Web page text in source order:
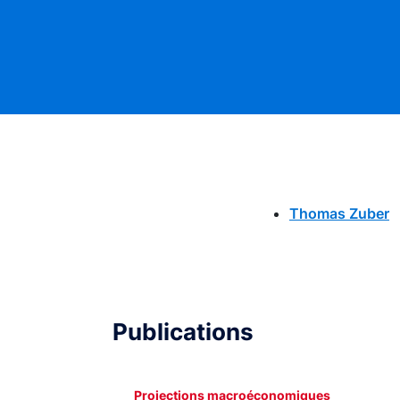
Thomas Zuber
Publications
Projections macroéconomiques